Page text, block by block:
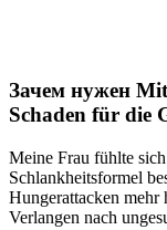
Зачем нужен
Schaden für die
Meine Frau fühlte
Schlankheitsformel
Hungerattacken mehr
Verlangen nach